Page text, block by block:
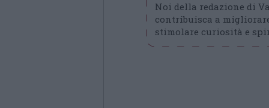
Noi della redazione di
contribuisca a
stimolare curiosità e